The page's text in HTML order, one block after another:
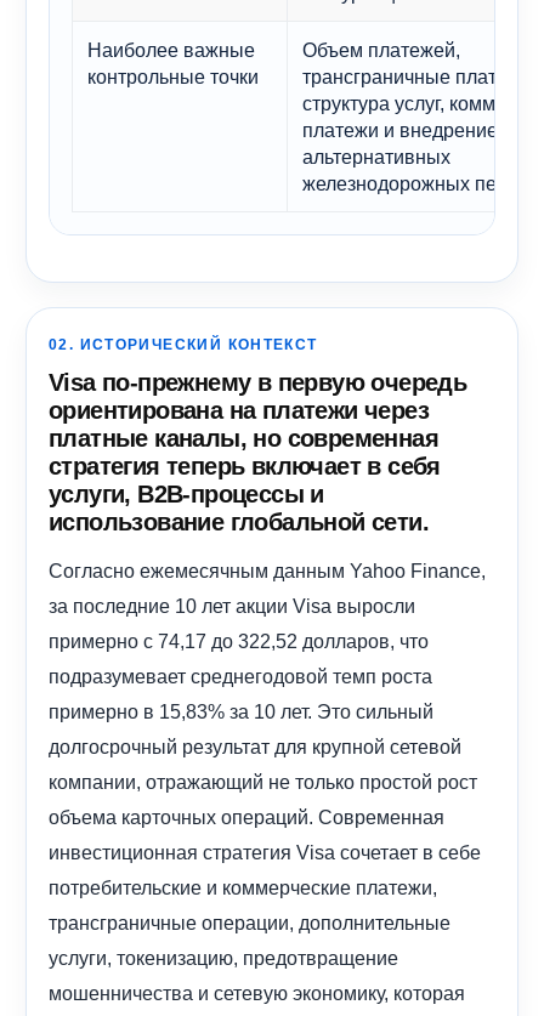
Наиболее важные
контрольные точки
Объем платежей,
трансграничные платежи,
структура услуг,
платежи и внедрение
альтернативных
железнодорожных
02. ИСТОРИЧЕСКИЙ КОНТЕКСТ
Visa по-прежнему в первую очередь
ориентирована на платежи через
платные каналы, но современная
стратегия теперь включает в себя
услуги, B2B-процессы и
использование глобальной сети.
Согласно ежемесячным данным Yahoo Finance,
за последние 10 лет акции Visa выросли
примерно с 74,17 до 322,52 долларов, что
подразумевает среднегодовой темп роста
примерно в 15,83% за 10 лет. Это сильный
долгосрочный результат для крупной сетевой
компании, отражающий не только простой рост
объема карточных операций. Современная
инвестиционная стратегия Visa сочетает в себе
потребительские и коммерческие платежи,
трансграничные операции, дополнительные
услуги, токенизацию, предотвращение
мошенничества и сетевую экономику, которая